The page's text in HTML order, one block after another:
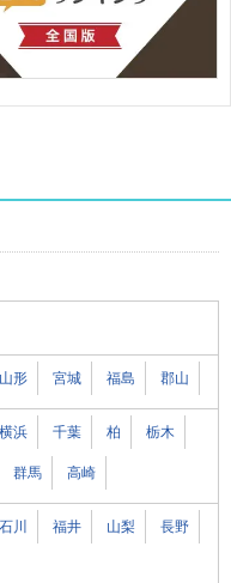
山形 宮城 福島 郡山
横浜 千葉 柏 栃木
群馬 高崎
石川 福井 山梨 長野